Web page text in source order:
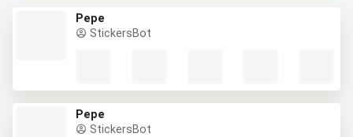
Pepe
StickersBot
Pepe
StickersBot